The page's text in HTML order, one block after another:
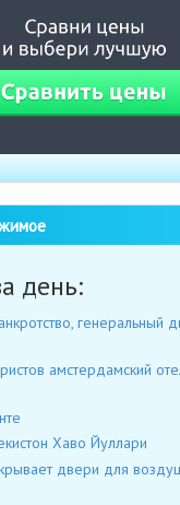
день:
генеральный
амстердамский
Хаво Йуллари
двери для